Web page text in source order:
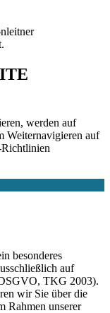
werden auf
Weiternavigieren auf
Richtlinien
besonderes
auf
TKG 2003).
wir Sie über die
Rahmen unserer